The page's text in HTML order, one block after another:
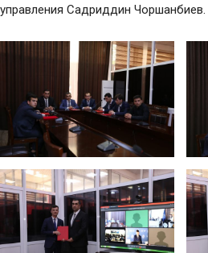
управления Садриддин Чоршанбиев.